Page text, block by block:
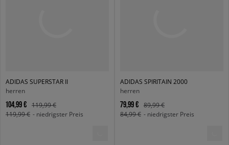
ADIDAS SUPERSTAR II
herren
104,99 €
119,99 €
119,99 € - niedrigster Preis
ADIDAS SPIRITAIN 2000
herren
79,99 €
89,99 €
84,99 € - niedrigster Preis